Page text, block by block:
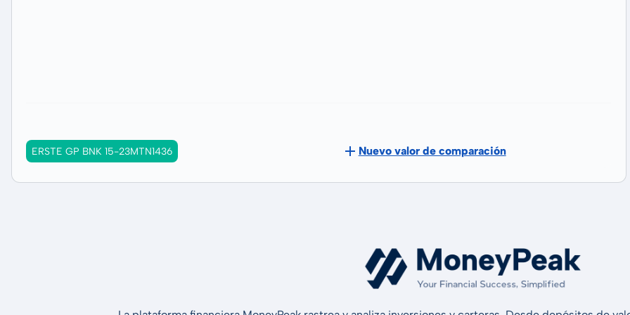
ERSTE GP BNK 15-23MTN1436 Nuevo valor de comparación